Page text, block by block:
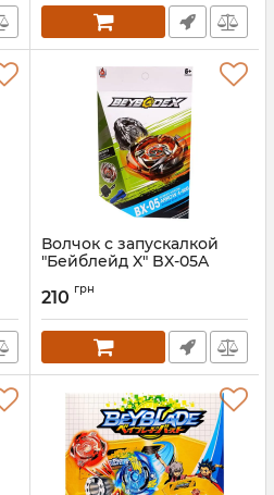
Волчок с запускалкой
"Бейблейд X" BX-05A
210 грн